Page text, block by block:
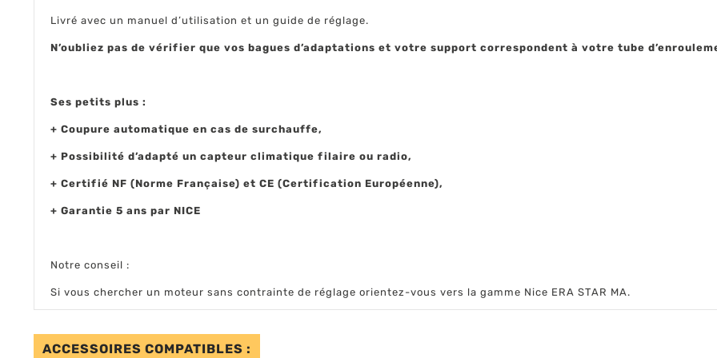
Livré avec un manuel d’utilisation et un guide de réglage.
N’oubliez pas de vérifier que vos bagues d’adaptations et votre support correspondent à votre tube
Ses petits plus :
+ Coupure automatique en cas de surchauffe,
+ Possibilité d’adapté un capteur climatique filaire ou radio,
+ Certifié NF (Norme Française) et CE (Certification Européenne),
+ Garantie 5 ans par NICE
Notre conseil :
Si vous chercher un moteur sans contrainte de réglage orientez-vous vers la gamme Nice ERA STAR MA.
ACCESSOIRES COMPATIBLES :